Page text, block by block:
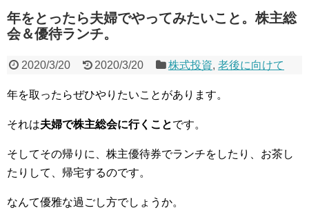
年をとったら夫婦でやってみたいこと。株主総
会＆優待ランチ。
2020/3/20 2020/3/20 株式投資,老後に向けて
年を取ったらぜひやりたいことがあります。
それは夫婦で株主総会に行くことです。
そしてその帰りに、株主優待券でランチをしたり、お茶し
たりして、帰宅するのです。
なんて優雅な過ごし方でしょうか。